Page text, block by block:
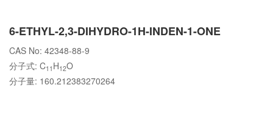
6-ETHYL-2,3-DIHYDRO-1H-INDEN-1-ONE
CAS No: 42348-88-9
分子式: C11 H12O
分子量: 160.212383270264